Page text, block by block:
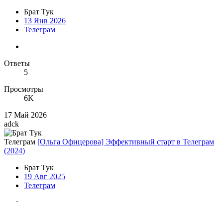
Брат Тук
13 Янв 2026
Телеграм
Ответы
5
Просмотры
6K
17 Май 2026
adck
Телеграм [Ольга Офицерова] Эффективный старт в Телеграм
(2024)
Брат Тук
19 Авг 2025
Телеграм